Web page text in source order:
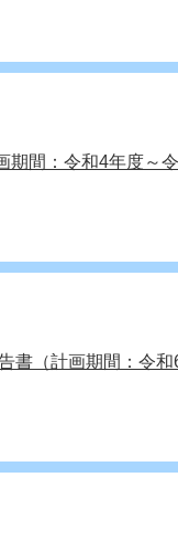
期間：令和4年度～
書（計画期間：令